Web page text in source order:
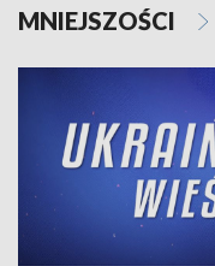
MNIEJSZOŚCI